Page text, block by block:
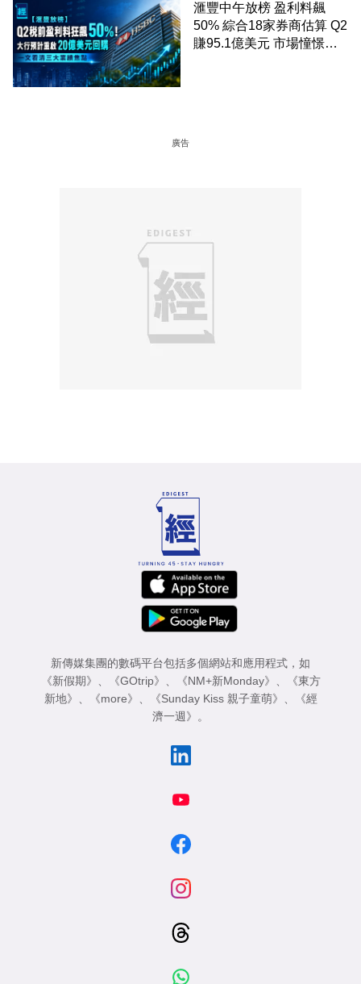
滙豐中午放榜 盈利料飆
50% 綜合18家券商估算 Q2
賺95.1億美元 市場憧憬重
廣告
新傳媒集團的數碼平台包括多個網站和應用程式，如
《新假期》
《GOtrip》 《NM+新Monday》
《東方
新地》
《more》 《Sunday Kiss 親子童萌》
《經
濟一週》
。